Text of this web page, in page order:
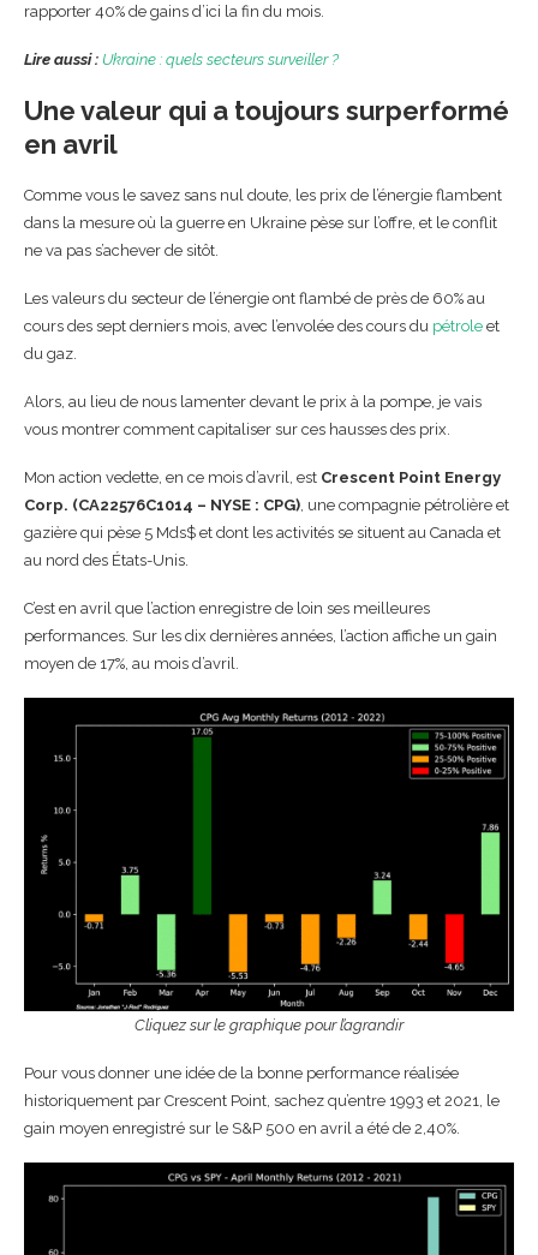
rapporter 40% de gains d’ici la fin du mois.
Lire aussi : Ukraine : quels secteurs surveiller ?
Une valeur qui a toujours surperformé
en avril
Comme vous le savez sans nul doute, les prix de l’énergie flambent
dans la mesure où la guerre en Ukraine pèse sur l’offre, et le conflit
ne va pas s’achever de sitôt.
Les valeurs du secteur de l’énergie ont flambé de près de 60% au
cours des sept derniers mois, avec l’envolée des cours du pétrole et
du gaz.
Alors, au lieu de nous lamenter devant le prix à la pompe, je vais
vous montrer comment capitaliser sur ces hausses des prix.
Mon action vedette, en ce mois d’avril, est Crescent Point Energy
Corp. (CA22576C1014 – NYSE : CPG), une compagnie pétrolière et
gazière qui pèse 5 Mds$ et dont les activités se situent au Canada et
au nord des États-Unis.
C’est en avril que l’action enregistre de loin ses meilleures
performances. Sur les dix dernières années, l’action affiche un gain
moyen de 17%, au mois d’avril.
Cliquez sur le graphique pour l’agrandir
Pour vous donner une idée de la bonne performance réalisée
historiquement par Crescent Point, sachez qu’entre 1993 et 2021, le
gain moyen enregistré sur le S&P 500 en avril a été de 2,40%.